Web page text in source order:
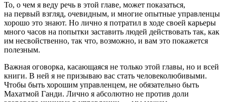
То, о чем я веду речь в этой главе, может показаться,
на первый взгляд, очевидным, и многие опытные управленцы
хорошо это знают. Но лично я потратил в ходе своей карьеры
много часов на попытки заставить людей действовать так, как
им несвойственно, так что, возможно, и вам это покажется
полезным.
Важная оговорка, касающаяся не только этой главы, но и всей
книги. В ней я не призываю вас стать человеколюбивыми.
Чтобы быть хорошим управленцем, не обязательно быть
Махатмой Ганди. Лично я абсолютно не против доли